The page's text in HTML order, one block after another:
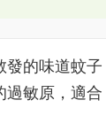
發的味道蚊子
過敏原，適合